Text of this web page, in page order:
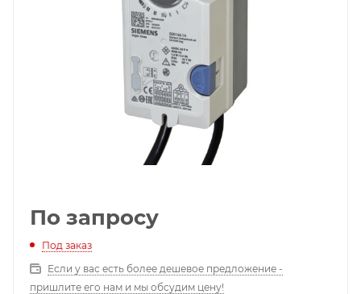
По запросу
Под заказ
Если у вас есть более дешевое предложение -
пришлите его нам и мы обсудим цену!